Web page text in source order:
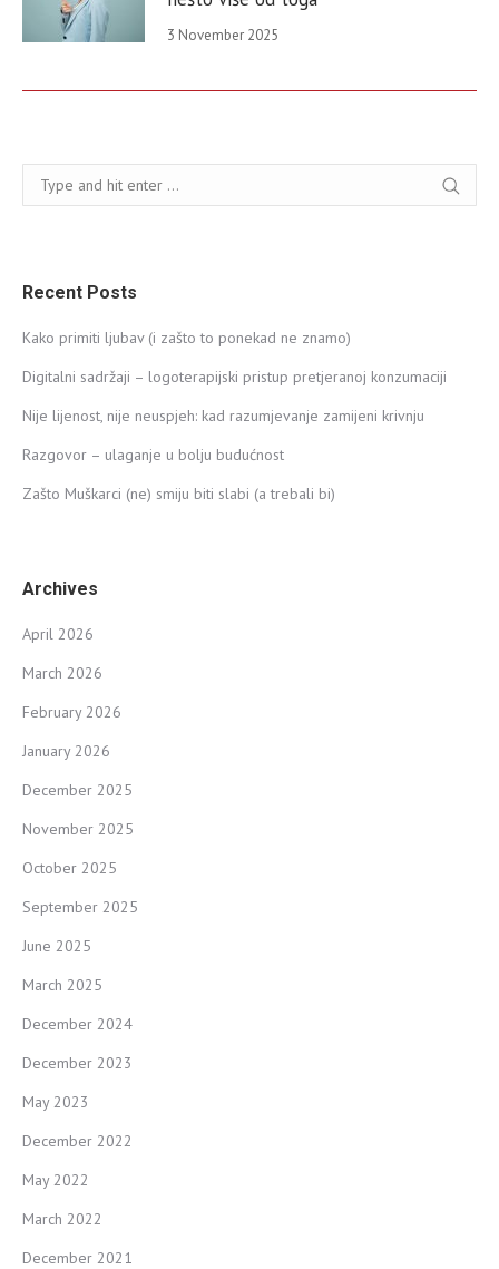
3 November 2025
Search:
Recent Posts
Kako primiti ljubav (i zašto to ponekad ne znamo)
Digitalni sadržaji – logoterapijski pristup pretjeranoj konzumaciji
Nije lijenost, nije neuspjeh: kad razumjevanje zamijeni krivnju
Razgovor – ulaganje u bolju budućnost
Zašto Muškarci (ne) smiju biti slabi (a trebali bi)
Archives
April 2026
March 2026
February 2026
January 2026
December 2025
November 2025
October 2025
September 2025
June 2025
March 2025
December 2024
December 2023
May 2023
December 2022
May 2022
March 2022
December 2021